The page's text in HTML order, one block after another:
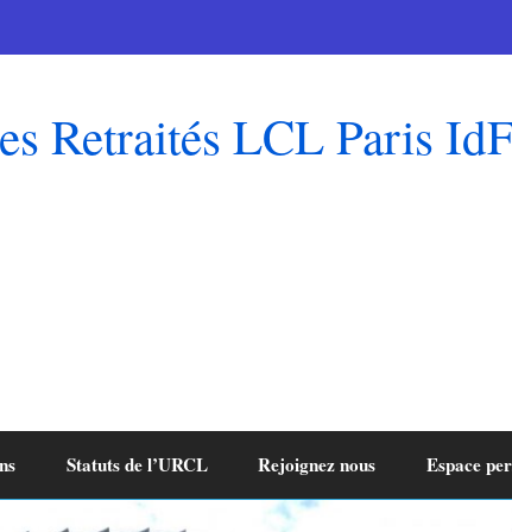
Retraités LCL Paris
Statuts de l’URCL Rejoignez nous Espace